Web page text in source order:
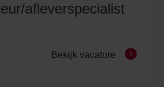
afleverspecialist
Bekijk vacature